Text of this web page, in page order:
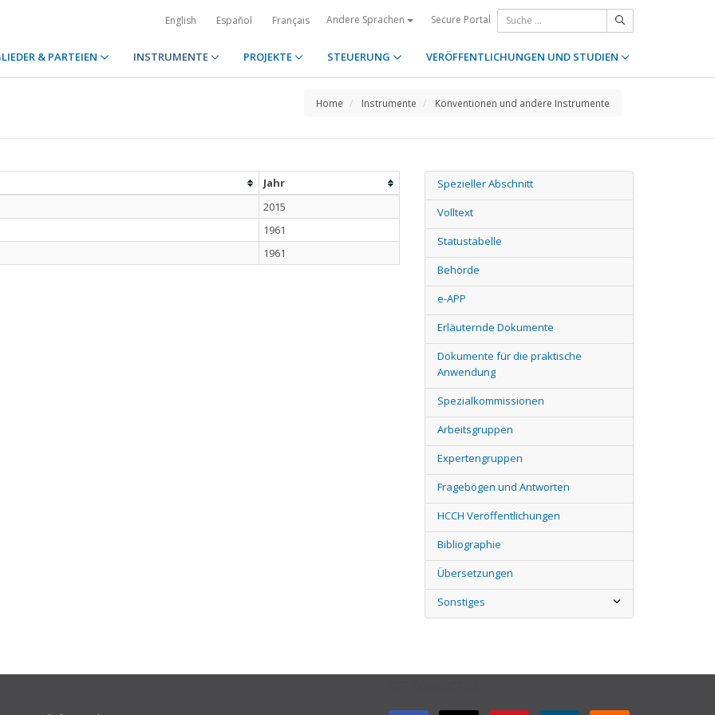
English Español Français Andere Sprachen Secure Portal
& PARTEIEN INSTRUMENTE PROJEKTE STEUERUNG VERÖFFENTLICHUNGEN UND STUDIEN
Home Instrumente Konventionen und andere Instrumente
Jahr
2015
1961
1961
Spezieller Abschnitt
Volltext
Statustabelle
Behörde
e-APP
Erläuternde Dokumente
Dokumente für die praktische
Anwendung
Spezialkommissionen
Arbeitsgruppen
Expertengruppen
Fragebögen und Antworten
HCCH Veröffentlichungen
Bibliographie
Übersetzungen
Sonstiges